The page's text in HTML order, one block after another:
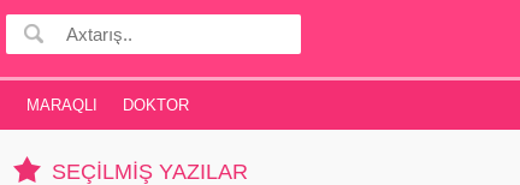
MARAQLI DOKTOR
SEÇILMIŞ YAZILAR